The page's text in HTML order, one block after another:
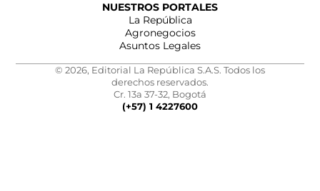
NUESTROS PORTALES
La República
Agronegocios
Asuntos Legales
© 2026, Editorial La República S.A.S. Todos los
derechos reservados.
Cr. 13a 37-32, Bogotá
(+57) 1 4227600